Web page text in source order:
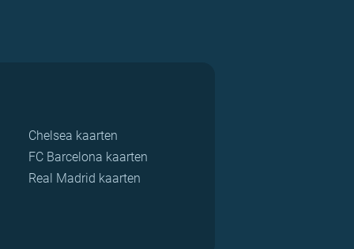
Chelsea kaarten
FC Barcelona kaarten
Real Madrid kaarten